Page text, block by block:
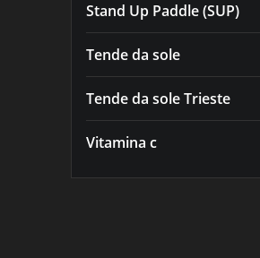
Stand Up Paddle (SUP)
Tende da sole
Tende da sole Trieste
Vitamina c